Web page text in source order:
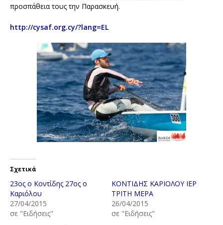
προσπάθεια τους την Παρασκευή.
http://cysaf.org.cy/?lang=EL
Σχετικά
23ος ο Κοντίδης 27ος ο
Καριόλου
27/04/2015
σε "Ειδήσεις"
ΚΟΝΤΙΔΗΣ ΚΑΡΙΟΛΟΥ ΙΕΡ
ΤΡΙΤΗ ΜΕΡΑ
26/04/2015
σε "Ειδήσεις"